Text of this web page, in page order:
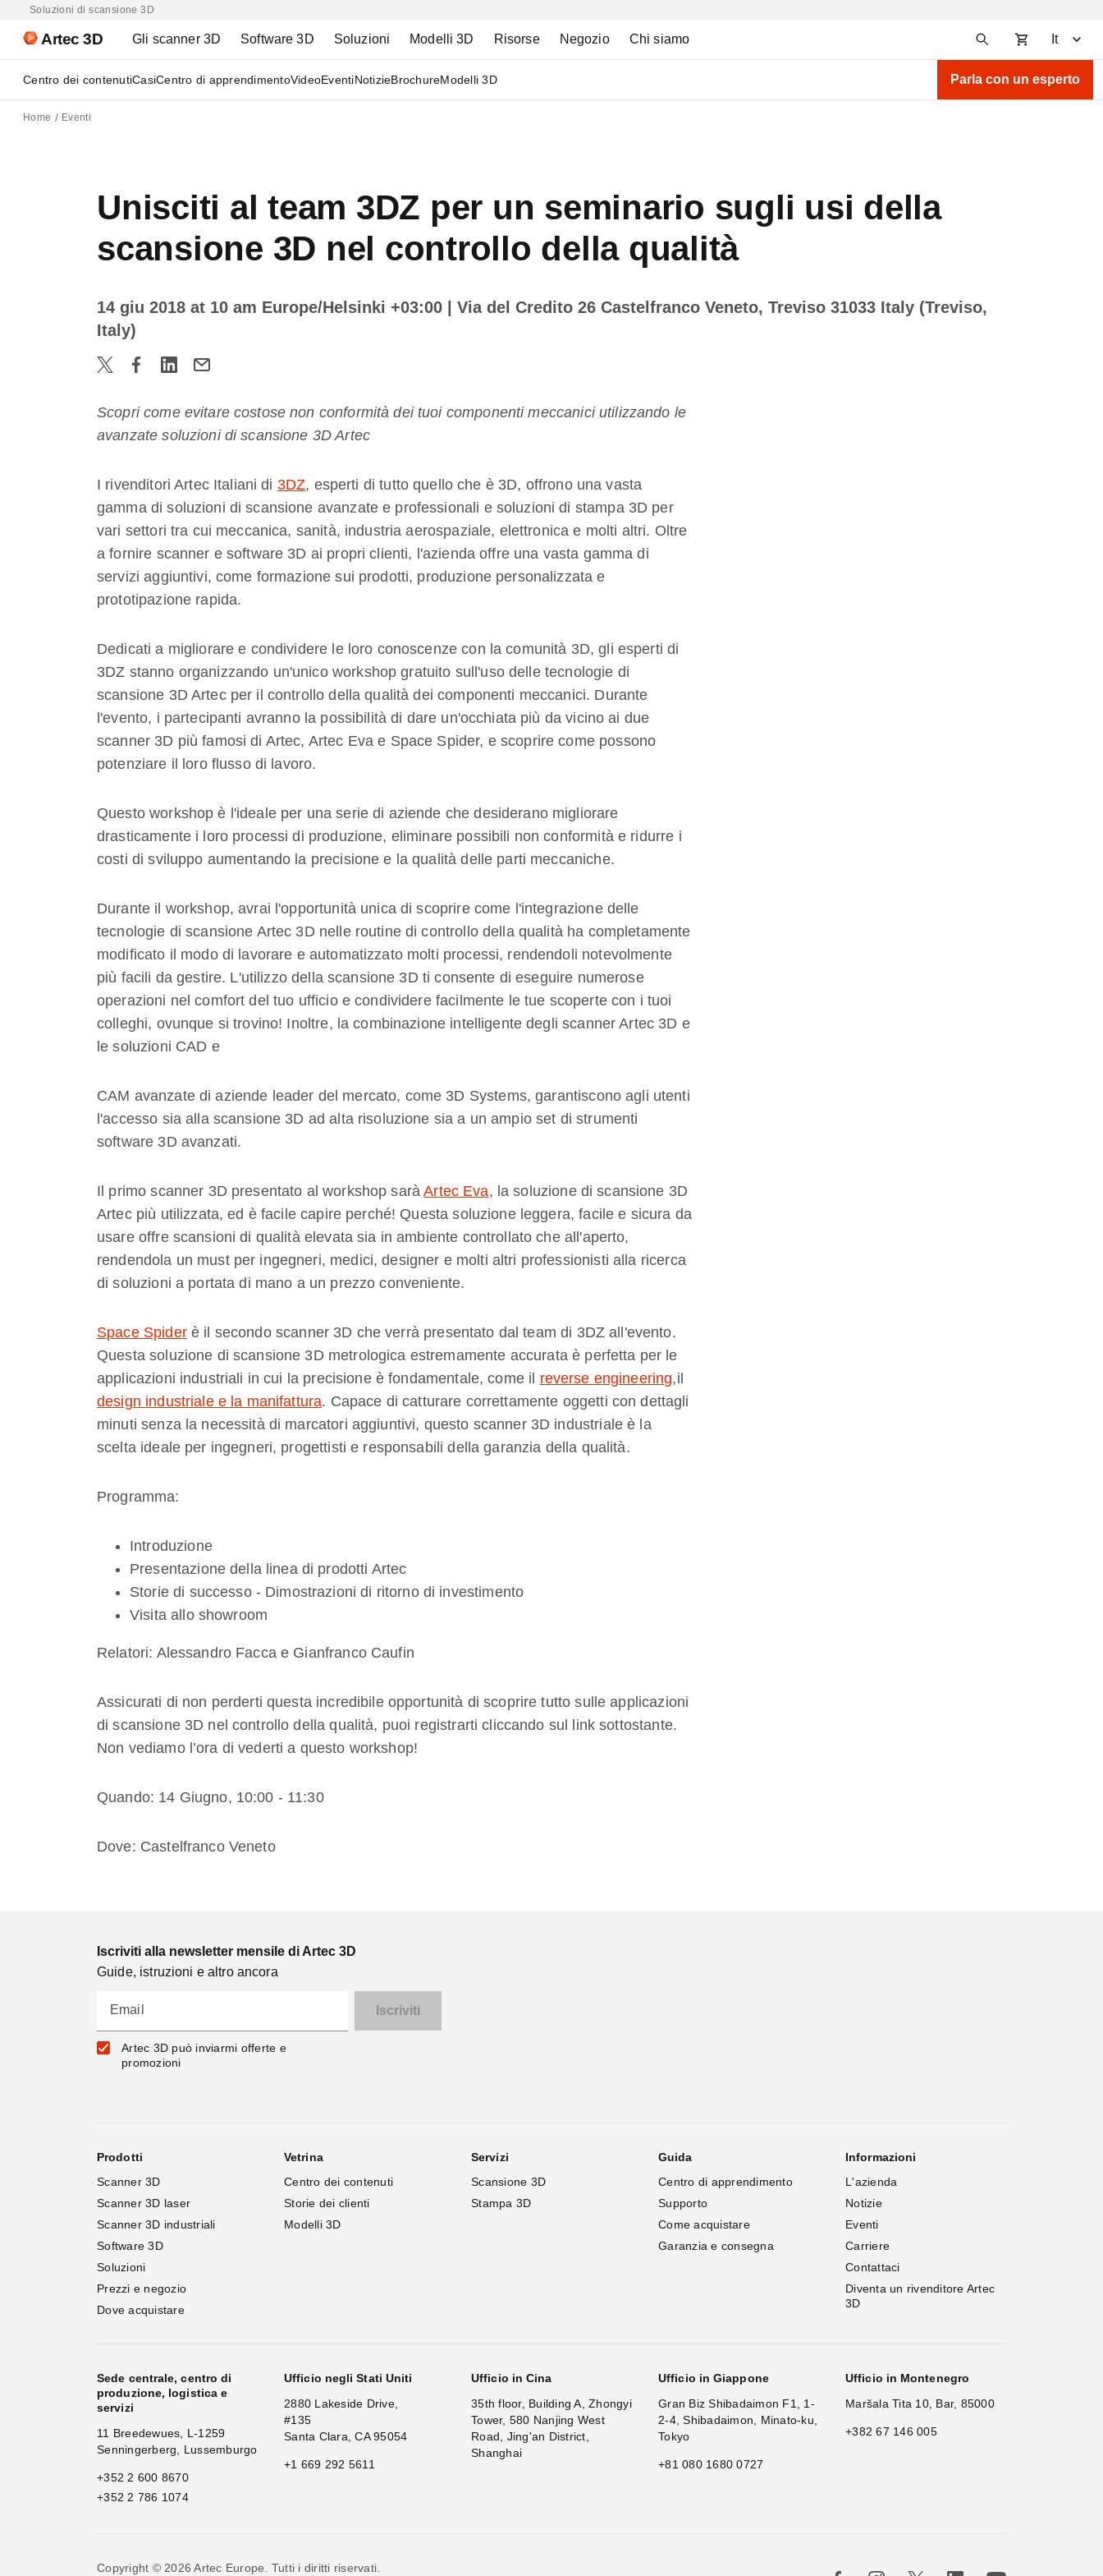
Soluzioni di scansione 3D
Artec 3D Gli scanner 3D Software 3D Soluzioni Modelli 3D Risorse Negozio Chi siamo It
Centro dei contenutiCasiCentro di apprendimentoVideoEventiNotizieBrochureModelli 3D Parla con un esperto
Home Eventi
Unisciti al team 3DZ per un seminario sugli usi della
scansione 3D nel controllo della qualità
14 giu 2018 at 10 am Europe/Helsinki +03:00
| Via del Credito 26 Castelfranco Veneto, Treviso 31033 Italy (Treviso,
Italy)
Scopri come evitare costose non conformità dei tuoi componenti meccanici utilizzando le
avanzate soluzioni di scansione 3D Artec
I rivenditori Artec Italiani di 3DZ, esperti di tutto quello che è 3D, offrono una vasta
gamma di soluzioni di scansione avanzate e professionali e soluzioni di stampa 3D per
vari settori tra cui meccanica, sanità, industria aerospaziale, elettronica e molti altri. Oltre
a fornire scanner e software 3D ai propri clienti, l'azienda offre una vasta gamma di
servizi aggiuntivi, come formazione sui prodotti, produzione personalizzata e
prototipazione rapida.
Dedicati a migliorare e condividere le loro conoscenze con la comunità 3D, gli esperti di
3DZ stanno organizzando un'unico workshop gratuito sull'uso delle tecnologie di
scansione 3D Artec per il controllo della qualità dei componenti meccanici. Durante
l'evento, i partecipanti avranno la possibilità di dare un'occhiata più da vicino ai due
scanner 3D più famosi di Artec, Artec Eva e Space Spider, e scoprire come possono
potenziare il loro flusso di lavoro.
Questo workshop è l'ideale per una serie di aziende che desiderano migliorare
drasticamente i loro processi di produzione, eliminare possibili non conformità e ridurre i
costi di sviluppo aumentando la precisione e la qualità delle parti meccaniche.
Durante il workshop, avrai l'opportunità unica di scoprire come l'integrazione delle
tecnologie di scansione Artec 3D nelle routine di controllo della qualità ha completamente
modificato il modo di lavorare e automatizzato molti processi, rendendoli notevolmente
più facili da gestire. L'utilizzo della scansione 3D ti consente di eseguire numerose
operazioni nel comfort del tuo ufficio e condividere facilmente le tue scoperte con i tuoi
colleghi, ovunque si trovino! Inoltre, la combinazione intelligente degli scanner Artec 3D e
le soluzioni CAD e
CAM avanzate di aziende leader del mercato, come 3D Systems, garantiscono agli utenti
l'accesso sia alla scansione 3D ad alta risoluzione sia a un ampio set di strumenti
software 3D avanzati.
Il primo scanner 3D presentato al workshop saràArtec Eva, la soluzione di scansione 3D
Artec più utilizzata, ed è facile capire perché! Questa soluzione leggera, facile e sicura da
usare offre scansioni di qualità elevata sia in ambiente controllato che all'aperto,
rendendola un must per ingegneri, medici, designer e molti altri professionisti alla ricerca
di soluzioni a portata di mano a un prezzo conveniente.
Space Spiderè il secondo scanner 3D che verrà presentato dal team di 3DZ all'evento.
Questa soluzione di scansione 3D metrologica estremamente accurata è perfetta per le
applicazioni industriali in cui la precisione è fondamentale, come il reverse engineering,il
design industriale e la manifattura. Capace di catturare correttamente oggetti con dettagli
minuti senza la necessità di marcatori aggiuntivi, questo scanner 3D industriale è la
scelta ideale per ingegneri, progettisti e responsabili della garanzia della qualità.
Programma:
Introduzione
Presentazione della linea di prodotti Artec
Storie di successo - Dimostrazioni di ritorno di investimento
Visita allo showroom
Relatori: Alessandro Facca e Gianfranco Caufin
Assicurati di non perderti questa incredibile opportunità di scoprire tutto sulle applicazioni
di scansione 3D nel controllo della qualità, puoi registrarti cliccando sul link sottostante.
Non vediamo l’ora di vederti a questo workshop!
Quando: 14 Giugno, 10:00 - 11:30
Dove: Castelfranco Veneto
Iscriviti alla newsletter mensile di Artec 3D
Guide, istruzioni e altro ancora
Email
Artec 3D può inviarmi offerte e
promozioni
Prodotti
Scanner 3D
Scanner 3D laser
Scanner 3D industriali
Software 3D
Soluzioni
Prezzi e negozio
Dove acquistare
Vetrina
Centro dei contenuti
Storie dei clienti
Modelli 3D
Servizi
Scansione 3D
Stampa 3D
Guida
Centro di apprendimento
Supporto
Come acquistare
Garanzia e consegna
Informazioni
L'azienda
Notizie
Eventi
Carriere
Contattaci
Diventa un rivenditore Artec
3D
Sede centrale, centro di
produzione, logistica e
servizi
11 Breedewues, L-1259
Senningerberg, Lussemburgo
+352 2 600 8670
+352 2 786 1074
Ufficio negli Stati Uniti
2880 Lakeside Drive,
#135
Santa Clara, CA 95054
+1 669 292 5611
Ufficio in Cina
35th floor, Building A, Zhongyi
Tower, 580 Nanjing West
Road, Jing'an District,
Shanghai
Ufficio in Giappone
Gran Biz Shibadaimon F1, 1-
2-4, Shibadaimon, Minato-ku,
Tokyo
+81 080 1680 0727
Ufficio in Montenegro
Maršala Tita 10, Bar, 85000
+382 67 146 005
Copyright © 2026 Artec Europe. Tutti i diritti riservati.